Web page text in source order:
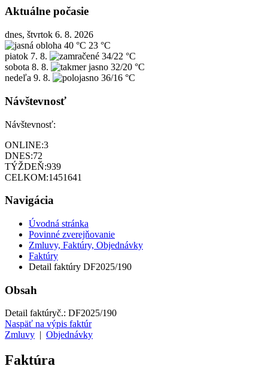
Aktuálne počasie
dnes, štvrtok 6. 8. 2026
40 °C 23 °C
piatok 7. 8.
34/22 °C
sobota 8. 8.
32/20 °C
nedeľa 9. 8. 36/16 °C
Návštevnosť
Návštevnosť:
ONLINE:3
DNES:72
TÝŽDEŇ:939
CELKOM:1451641
Navigácia
Úvodná stránka
Povinné zverejňovanie
Zmluvy, Faktúry, Objednávky
Faktúry
Detail faktúry DF2025/190
Obsah
Detail faktúryč.: DF2025/190
Naspäť na výpis faktúr
Zmluvy
Objednávky
Faktúra